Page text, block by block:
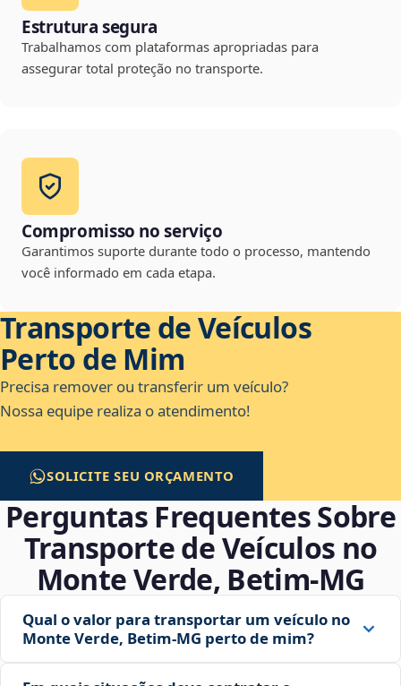
Estrutura segura
Trabalhamos com plataformas apropriadas para
assegurar total proteção no transporte.
Compromisso no serviço
Garantimos suporte durante todo o processo, mantendo
você informado em cada etapa.
Transporte de Veículos
Perto de Mim
Precisa remover ou transferir um veículo?
Nossa equipe realiza o atendimento!
SOLICITE SEU ORÇAMENTO
Perguntas Frequentes Sobre
Transporte de Veículos no
Monte Verde, Betim‑MG
Qual o valor para transportar um veículo no
Monte Verde, Betim‑MG perto de mim?